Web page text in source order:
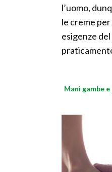
l’uomo,
le creme
esigenze
Mani gambe